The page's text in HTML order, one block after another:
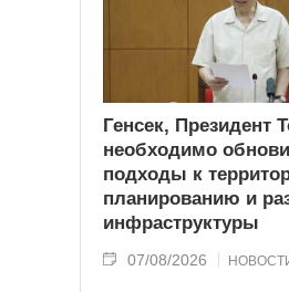
Генсек, Президент
необходимо
подходы к
планированию и
инфраструктуры
07/08/2026